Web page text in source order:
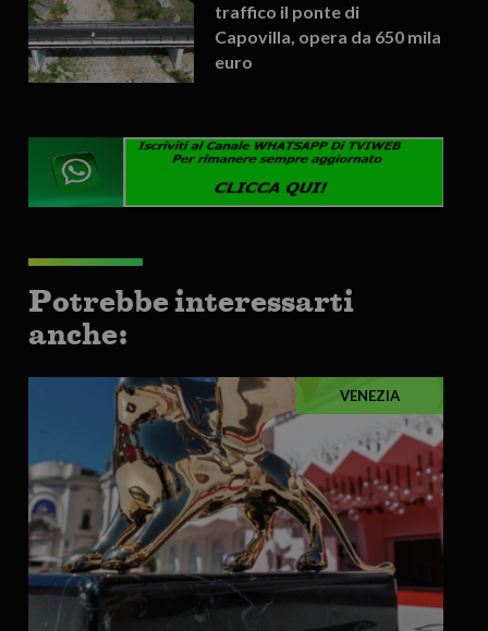
traffico il ponte di
Capovilla, opera da 650 mila
euro
Potrebbe interessarti
anche:
VENEZIA